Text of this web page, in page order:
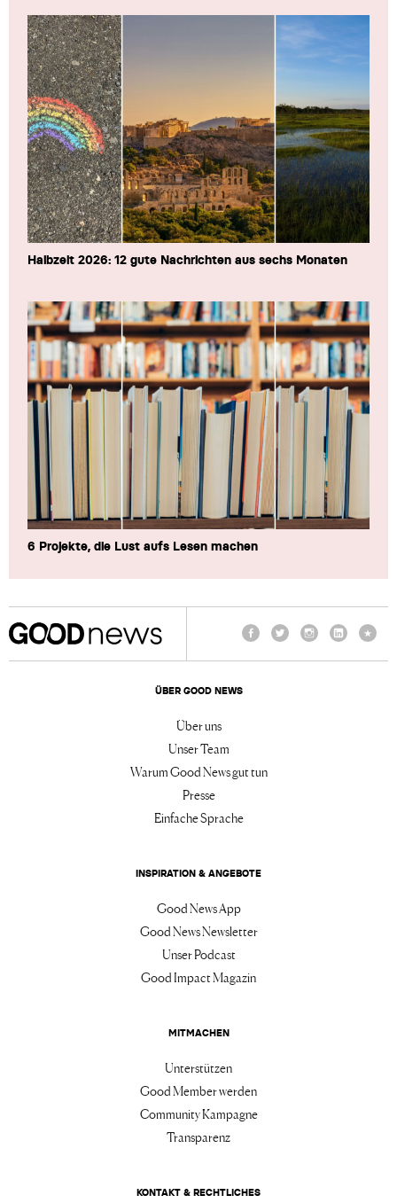
Halbzeit 2026: 12 gute Nachrichten aus sechs Monaten
6 Projekte, die Lust aufs Lesen machen
ÜBER GOOD NEWS
Über uns
Unser Team
Warum Good News gut tun
Presse
Einfache Sprache
INSPIRATION & ANGEBOTE
Good News App
Good News Newsletter
Unser Podcast
Good Impact Magazin
MITMACHEN
Unterstützen
Good Member werden
Community Kampagne
Transparenz
KONTAKT & RECHTLICHES